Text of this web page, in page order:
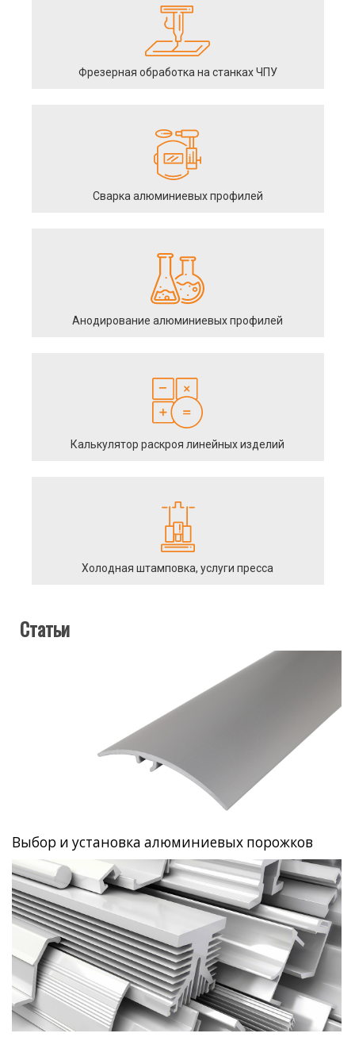
Фрезерная обработка на станках ЧПУ
Сварка алюминиевых профилей
Анодирование алюминиевых профилей
Калькулятор раскроя линейных изделий
Холодная штамповка, услуги пресса
Статьи
Выбор и установка алюминиевых порожков